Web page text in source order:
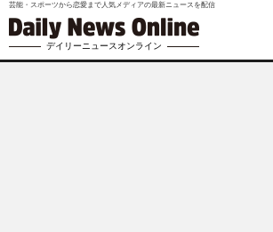
芸能・スポーツから恋愛まで人気メディアの最新ニュースを配信
デイリーニュースオンライン